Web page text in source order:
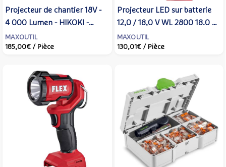
Projecteur de chantier 18V -
4 000 Lumen - HIKOKI -
sans batterie, ni chargeur -
carton - UB18DCW4Z -
MAXOUTIL
185,00€ / Pièce
Projecteur LED sur batterie
12,0 / 18,0 V WL 2800 18.0 -
FLEX - Sans batterie, ni
chargeur - 504637
MAXOUTIL
130,01€ / Pièce